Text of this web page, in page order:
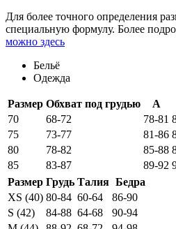
Для более точного определения
специальную формулу. Более
можно здесь
Бельё
Одежда
Размер Обхват под грудью A
70
68-72 78-81
75
73-77 81-86
80
78-82 85-88
85
83-87 89-92
Размер Грудь Талия Бедра
XS (40) 80-84 60-64
86-90
S (42)
84-88 64-68
90-94